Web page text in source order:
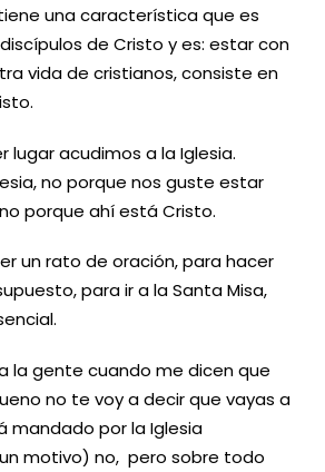
una característica que es
de Cristo y es: estar con
vida de cristianos, consiste en
lugar acudimos a la Iglesia.
no porque nos guste estar
porque ahí está Cristo.
un rato de oración, para hacer
para ir a la Santa Misa,
la gente cuando me dicen que
no te voy a decir que vayas a
mandado por la Iglesia
motivo) no, pero sobre todo